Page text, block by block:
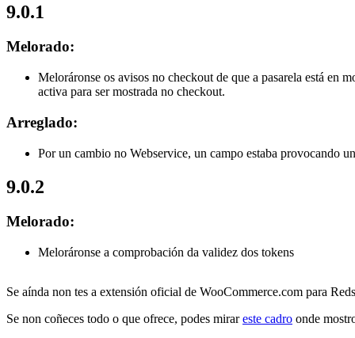
9.0.1
Melorado:
Meloráronse os avisos no checkout de que a pasarela está en
activa para ser mostrada no checkout.
Arreglado:
Por un cambio no Webservice, un campo estaba provocando
9.0.2
Melorado:
Meloráronse a comprobación da validez dos tokens
Se aínda non tes a extensión oficial de WooCommerce.com para
Se non coñeces todo o que ofrece, podes mirareste cadro onde